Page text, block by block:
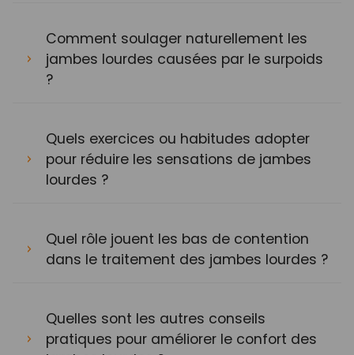
Comment soulager naturellement les
jambes lourdes causées par le surpoids
?
Quels exercices ou habitudes adopter
pour réduire les sensations de jambes
lourdes ?
Quel rôle jouent les bas de contention
dans le traitement des jambes lourdes ?
Quelles sont les autres conseils
pratiques pour améliorer le confort des